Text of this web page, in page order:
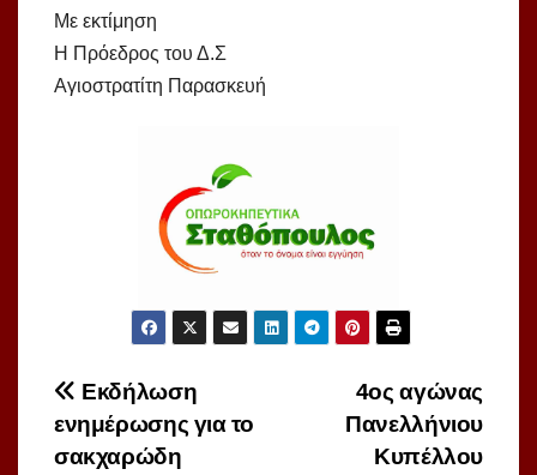
Με εκτίμηση
Η Πρόεδρος του Δ.Σ
Αγιοστρατίτη Παρασκευή
Πλοήγηση
άρθρων
4ος αγώνας
Πανελλήνιου
Κυπέλλου
Εκδήλωση
ενημέρωσης για το
σακχαρώδη